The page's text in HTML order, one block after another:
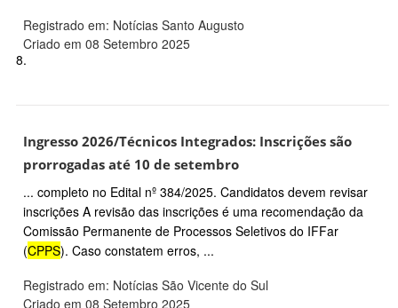
Registrado em: Notícias Santo Augusto
Criado em 08 Setembro 2025
8.
Ingresso 2026/Técnicos Integrados: Inscrições são
prorrogadas até 10 de setembro
... completo no Edital nº 384/2025. Candidatos devem revisar
inscrições A revisão das inscrições é uma recomendação da
Comissão Permanente de Processos Seletivos do IFFar
(CPPS). Caso constatem erros, ...
Registrado em: Notícias São Vicente do Sul
Criado em 08 Setembro 2025